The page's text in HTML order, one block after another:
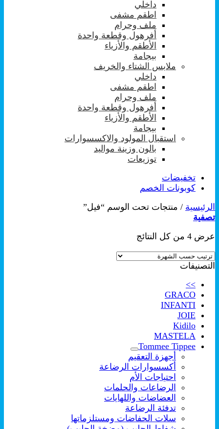
داخلي
اطقم مشفى
ملف وحرام
أفرهول وقطعة واحدة
الأطقم والأزياء
بيجامة
ملابس الشتاء والخريف
داخلي
اطقم مشفى
ملف وحرام
أفرهول وقطعة واحدة
الأطقم والأزياء
بيجامة
استقبال المولود والاكسسوارات
بالون وزينة مواليد
توزيعات
تخفيضات
كوبونات الخصم
الرئيسية / منتجات تحت الوسم “فيل”
تصفية
عرض ⁦4⁩ من كل النتائج
حسب
التصنيفات
>>
GRACO
INFANTI
JOIE
Kidilo
MASTELA
Tommee Tippee
أجهزة التعقيم
أكسسوارات الرضاعة
احتياجات الأم
الرضاعات والحلمات
العضاضات واللهايات
تدفئة الرضاعة
سلات الحفاضات ومستلزماتها